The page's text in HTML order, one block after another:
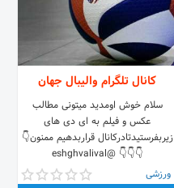
کانال تلگرام والیبال جهان
سلام خوش اومدید میتونی مطالب
عکس و فیلم به ای دی های
زیربفرستیدتادرکانال قراربدهیم ممنون👇
👇👇👇 @eshghvalival
@Tehwolf1381
ورزشی